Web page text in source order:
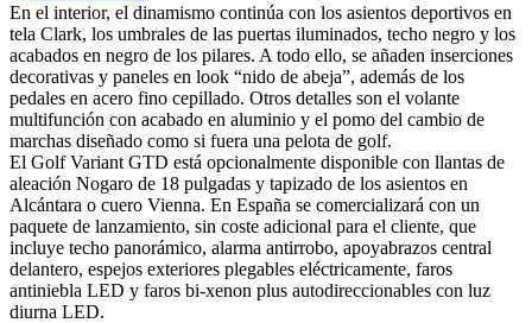
En el interior, el dinamismo continúa con los asientos deportivos en
tela Clark, los umbrales de las puertas iluminados, techo negro y los
acabados en negro de los pilares. A todo ello, se añaden inserciones
decorativas y paneles en look “nido de abeja”, además de los
pedales en acero fino cepillado. Otros detalles son el volante
multifunción con acabado en aluminio y el pomo del cambio de
marchas diseñado como si fuera una pelota de golf.
El Golf Variant GTD está opcionalmente disponible con llantas de
aleación Nogaro de 18 pulgadas y tapizado de los asientos en
Alcántara o cuero Vienna. En España se comercializará con un
paquete de lanzamiento, sin coste adicional para el cliente, que
incluye techo panorámico, alarma antirrobo, apoyabrazos central
delantero, espejos exteriores plegables eléctricamente, faros
antiniebla LED y faros bi-xenon plus autodireccionables con luz
diurna LED.